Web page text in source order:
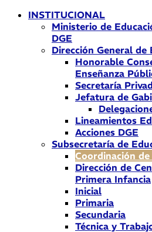
INSTITUCIONAL
Ministerio de
DGE
Dirección General de
Honorable
Enseñanza
Secretaría
Jefatura de
Lineamientos
Acciones DGE
Subsecretaría de
Coordinación
Dirección de
Primera Infancia
Inicial
Primaria
Secundaria
Técnica y